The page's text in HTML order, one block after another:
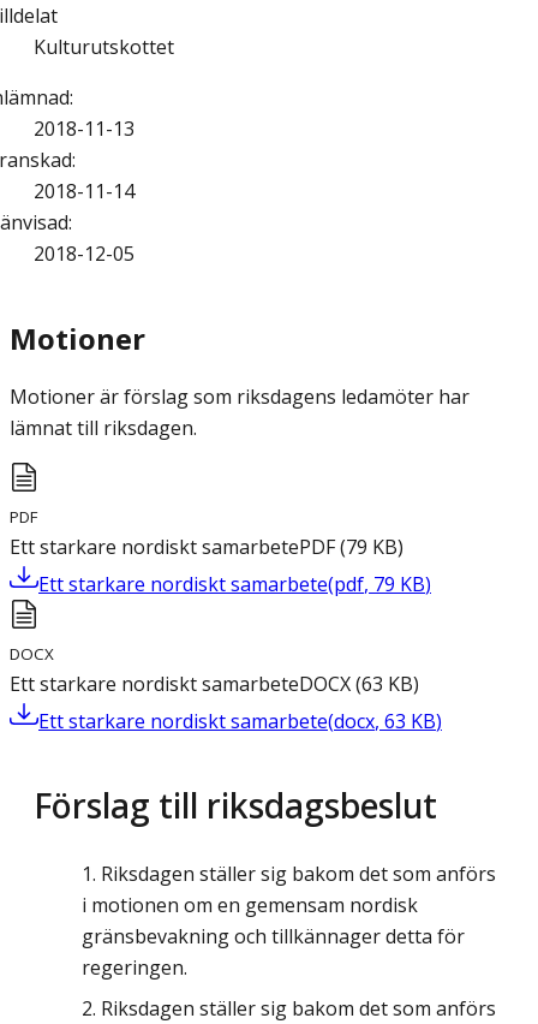
Kulturutskottet
:
2018-11-13
:
2018-11-14
:
2018-12-05
Motioner
Motioner är förslag som riksdagens ledamöter har
lämnat till riksdagen.
PDF
Ett starkare nordiskt samarbetePDF(79 KB)
Ett starkare nordiskt samarbete(pdf, 79 KB)
DOCX
Ett starkare nordiskt samarbeteDOCX(63 KB)
Ett starkare nordiskt samarbete(docx, 63 KB)
Förslag till riksdagsbeslut
Riksdagen ställer sig bakom det som anförs
i motionen om en gemensam nordisk
gränsbevakning och tillkännager detta för
regeringen.
Riksdagen ställer sig bakom det som anförs